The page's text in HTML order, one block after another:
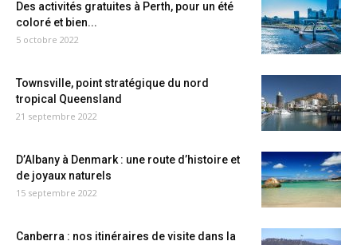
Des activités gratuites à Perth, pour un été
coloré et bien...
5 octobre 2022
Townsville, point stratégique du nord
tropical Queensland
21 septembre 2022
D’Albany à Denmark : une route d’histoire et
de joyaux naturels
15 septembre 2022
Canberra : nos itinéraires de visite dans la